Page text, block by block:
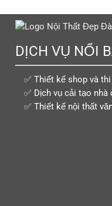
DỊCH VỤ NỔI
✅ Thiết kế shop và
✅ Dịch vụ cải tạo
✅ Thiết kế nội thất